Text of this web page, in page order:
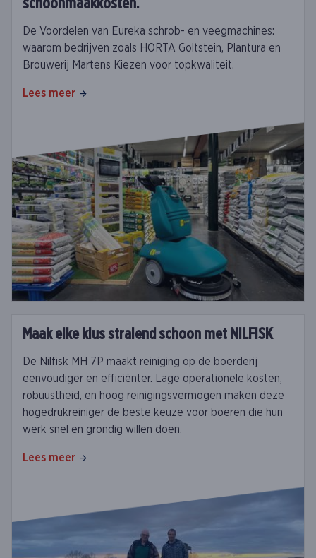
schoonmaakkosten.
De Voordelen van Eureka schrob- en veegmachines:
waarom bedrijven zoals HORTA Goltstein, Plantura en
Brouwerij Martens Kiezen voor topkwaliteit.
Lees meer
Maak elke klus stralend schoon met NILFISK
De Nilfisk MH 7P maakt reiniging op de boerderij
eenvoudiger en efficiënter. Lage operationele kosten,
robuustheid, en hoog reinigingsvermogen maken deze
hogedrukreiniger de beste keuze voor boeren die hun
werk snel en grondig willen doen.
Lees meer